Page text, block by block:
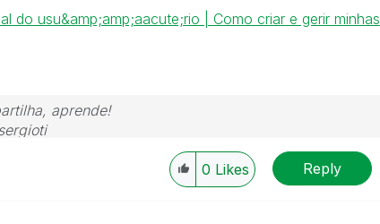
do usu&amp;amp;aacute;rio | Como criar e gerir minhas
aprende!
0 Likes Reply